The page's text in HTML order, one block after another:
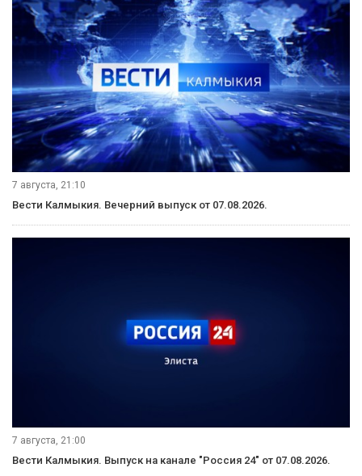
7 августа, 21:10
Вести Калмыкия. Вечерний выпуск от 07.08.2026.
7 августа, 21:00
Вести Калмыкия. Выпуск на канале "Россия 24" от 07.08.2026.